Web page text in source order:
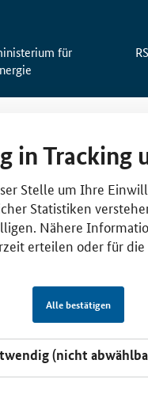
für
in Tracking
Stelle um Ihre
Statistiken
Nähere
erteilen oder für
Alle bestätigen
(nicht